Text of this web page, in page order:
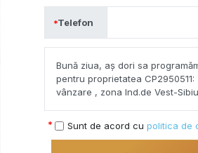
Telefon
Sunt de acord cu politica de